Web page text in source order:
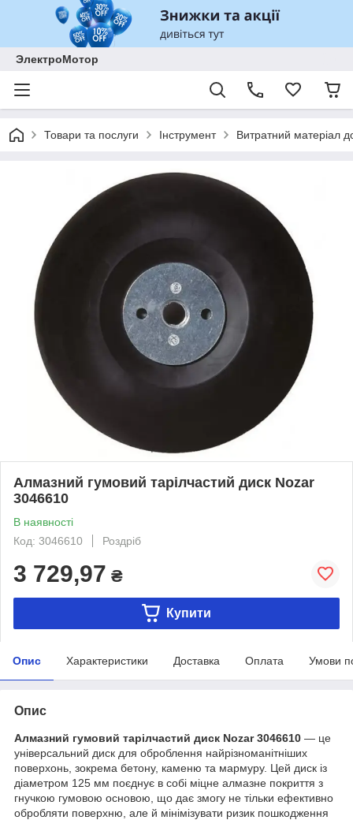
ЭлектроМотор
Товари та послуги Інструмент Витратний матеріал
Алмазний гумовий тарілчастий диск Nozar
3046610
В наявності
Код: 3046610
Роздріб
3 729,97 ₴
Купити
Опис Характеристики Доставка Оплата Умови
Опис
Алмазний гумовий тарілчастий диск Nozar 3046610 — це
універсальний диск для оброблення найрізноманітніших
поверхонь, зокрема бетону, каменю та мармуру. Цей диск із
діаметром 125 мм поєднує в собі міцне алмазне покриття з
гнучкою гумовою основою, що дає змогу не тільки ефективно
обробляти поверхню, але й мінімізувати ризик пошкодження